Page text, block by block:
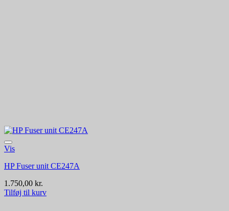
Vis
HP Fuser unit CE247A
1.750,00 kr.
Tilføj til kurv